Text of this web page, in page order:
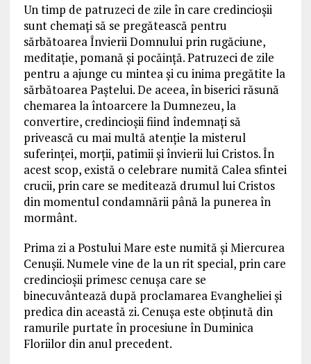
Un timp de patruzeci de zile în care credincioşii
sunt chemaţi să se pregătească pentru
sărbătoarea Învierii Domnului prin rugăciune,
meditaţie, pomană şi pocăinţă. Patruzeci de zile
pentru a ajunge cu mintea şi cu inima pregătite la
sărbătoarea Paştelui. De aceea, în biserici răsună
chemarea la întoarcere la Dumnezeu, la
convertire, credincioşii fiind îndemnaţi să
privească cu mai multă atenţie la misterul
suferinţei, morţii, patimii şi învierii lui Cristos. În
acest scop, există o celebrare numită Calea sfintei
crucii, prin care se meditează drumul lui Cristos
din momentul condamnării până la punerea în
mormânt.
Prima zi a Postului Mare este numită şi Miercurea
Cenuşii. Numele vine de la un rit special, prin care
credincioşii primesc cenuşa care se
binecuvântează după proclamarea Evangheliei şi
predica din această zi. Cenuşa este obţinută din
ramurile purtate în procesiune în Duminica
Floriilor din anul precedent.